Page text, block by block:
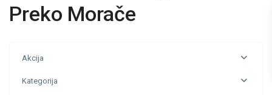
Preko Morače
Akcija
Kategorija